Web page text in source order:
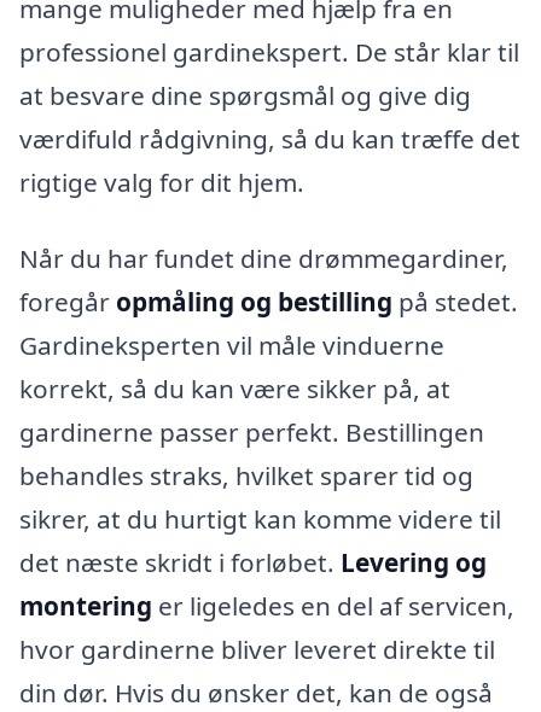
mange muligheder med hjælp fra en
professionel gardinekspert. De står klar til
at besvare dine spørgsmål og give dig
værdifuld rådgivning, så du kan træffe det
rigtige valg for dit hjem.
Når du har fundet dine drømmegardiner,
foregår opmåling og bestilling på stedet.
Gardineksperten vil måle vinduerne
korrekt, så du kan være sikker på, at
gardinerne passer perfekt. Bestillingen
behandles straks, hvilket sparer tid og
sikrer, at du hurtigt kan komme videre til
det næste skridt i forløbet. Levering og
montering er ligeledes en del af servicen,
hvor gardinerne bliver leveret direkte til
din dør. Hvis du ønsker det, kan de også